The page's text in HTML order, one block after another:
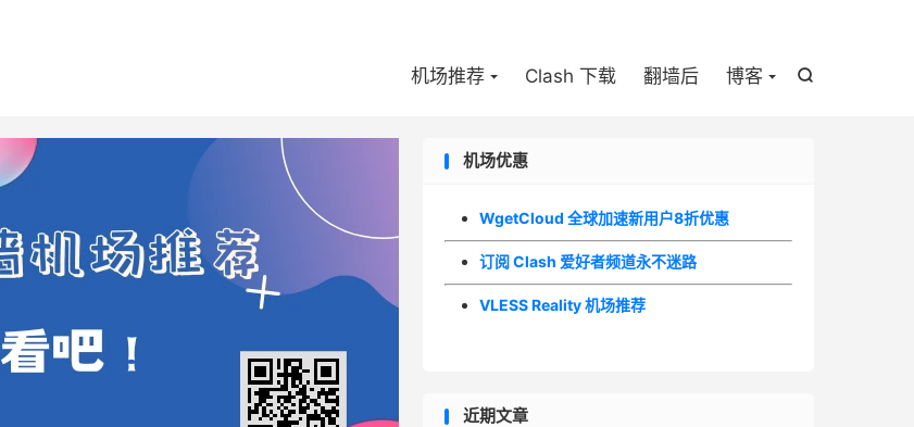

机场推荐 Clash 下载 翻墙后 博客
机场优惠
WgetCloud 全球加速新用户8折优惠
订阅 Clash 爱好者频道永不迷路
VLESS Reality 机场推荐
近期文章